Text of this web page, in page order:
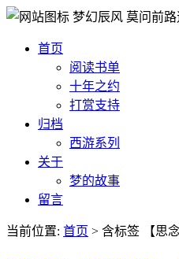
梦幻辰风 莫问前
首页
阅读书单
十年之约
打赏支持
归档
西游系列
关于
梦的故事
留言
当前位置: 首页 > 含标签 【思